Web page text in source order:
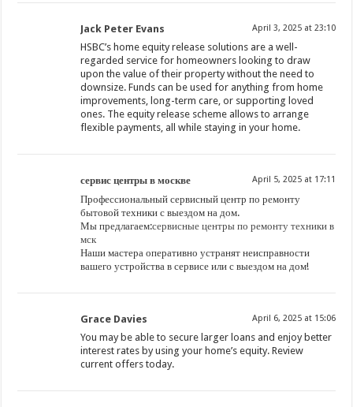
Jack Peter Evans April 3, 2025 at 23:10
HSBC’s home equity release solutions are a well-
regarded service for homeowners looking to draw
upon the value of their property without the need to
downsize. Funds can be used for anything from home
improvements, long-term care, or supporting loved
ones. The equity release scheme allows to arrange
flexible payments, all while staying in your home.
сервис центры в москве April 5, 2025 at 17:11
Профессиональный сервисный центр по ремонту
бытовой техники с выездом на дом.
Мы предлагаем:сервисные центры по ремонту техники в
мск
Наши мастера оперативно устранят неисправности
вашего устройства в сервисе или с выездом на дом!
Grace Davies April 6, 2025 at 15:06
You may be able to secure larger loans and enjoy better
interest rates by using your home’s equity. Review
current offers today.